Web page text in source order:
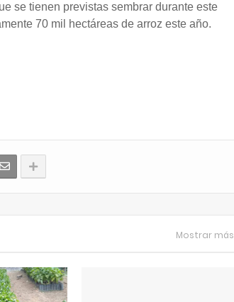
se tienen previstas sembrar durante este
70 mil hectáreas de arroz este año.
Mostrar más